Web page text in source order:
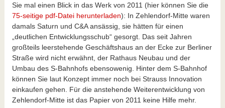
Sie mal einen Blick in das Werk von 2011 (hier können Sie die
75-seitige pdf-Datei herunterladen): In Zehlendorf-Mitte waren
damals Saturn und C&A ansässig, sie hätten für einen
„deutlichen Entwicklungsschub“ gesorgt. Das seit Jahren
großteils leerstehende Geschäftshaus an der Ecke zur Berliner
Straße wird nicht erwähnt, der Rathaus Neubau und der
Umbau des S-Bahnhofs ebensowenig. Hinter dem S-Bahnhof
können Sie laut Konzept immer noch bei Strauss Innovation
einkaufen gehen. Für die anstehende Weiterentwicklung von
Zehlendorf-Mitte ist das Papier von 2011 keine Hilfe mehr.